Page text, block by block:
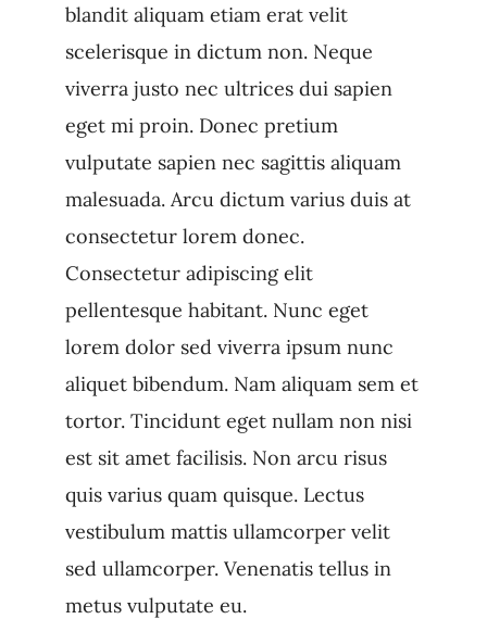
blandit aliquam etiam erat velit
scelerisque in dictum non. Neque
viverra justo nec ultrices dui sapien
eget mi proin. Donec pretium
vulputate sapien nec sagittis aliquam
malesuada. Arcu dictum varius duis at
consectetur lorem donec.
Consectetur adipiscing elit
pellentesque habitant. Nunc eget
lorem dolor sed viverra ipsum nunc
aliquet bibendum. Nam aliquam sem et
tortor. Tincidunt eget nullam non nisi
est sit amet facilisis. Non arcu risus
quis varius quam quisque. Lectus
vestibulum mattis ullamcorper velit
sed ullamcorper. Venenatis tellus in
metus vulputate eu.